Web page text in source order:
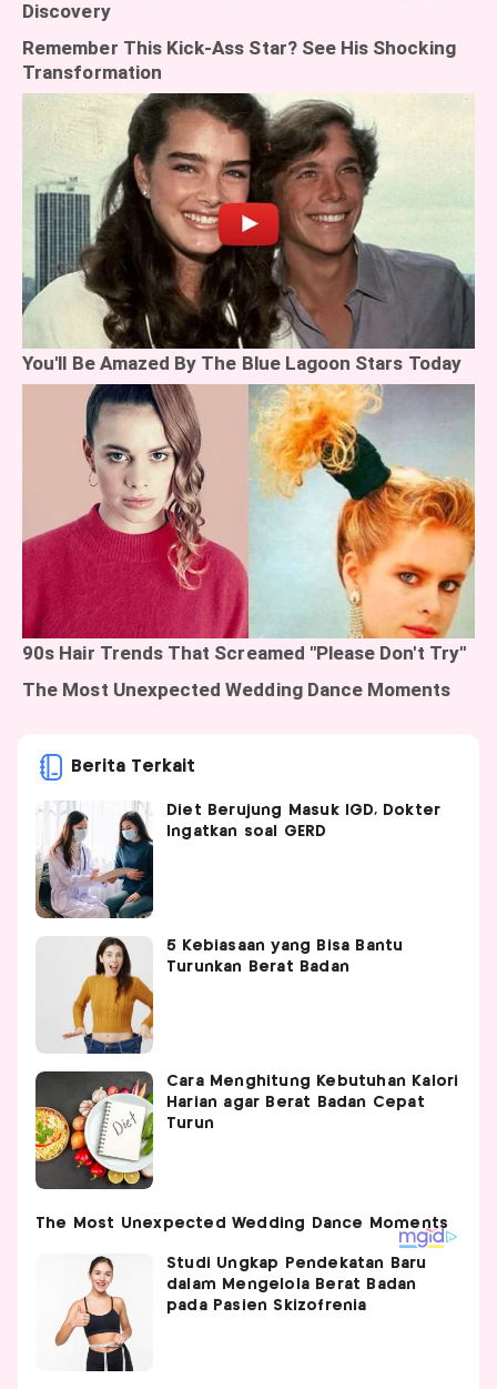
Berita Terkait
Diet Berujung Masuk IGD, Dokter
Ingatkan soal GERD
5 Kebiasaan yang Bisa Bantu
Turunkan Berat Badan
Cara Menghitung Kebutuhan Kalori
Harian agar Berat Badan Cepat
Turun
Studi Ungkap Pendekatan Baru
dalam Mengelola Berat Badan
pada Pasien Skizofrenia